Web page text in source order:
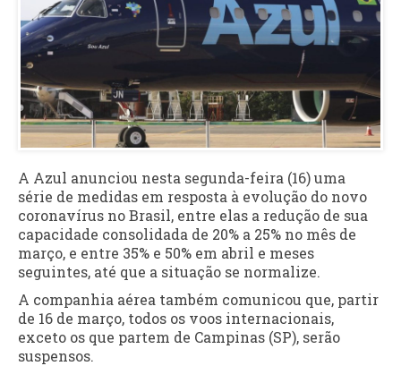
A Azul anunciou nesta segunda-feira (16) uma
série de medidas em resposta à evolução do novo
coronavírus no Brasil, entre elas a redução de sua
capacidade consolidada de 20% a 25% no mês de
março, e entre 35% e 50% em abril e meses
seguintes, até que a situação se normalize.
A companhia aérea também comunicou que, partir
de 16 de março, todos os voos internacionais,
exceto os que partem de Campinas (SP), serão
suspensos.